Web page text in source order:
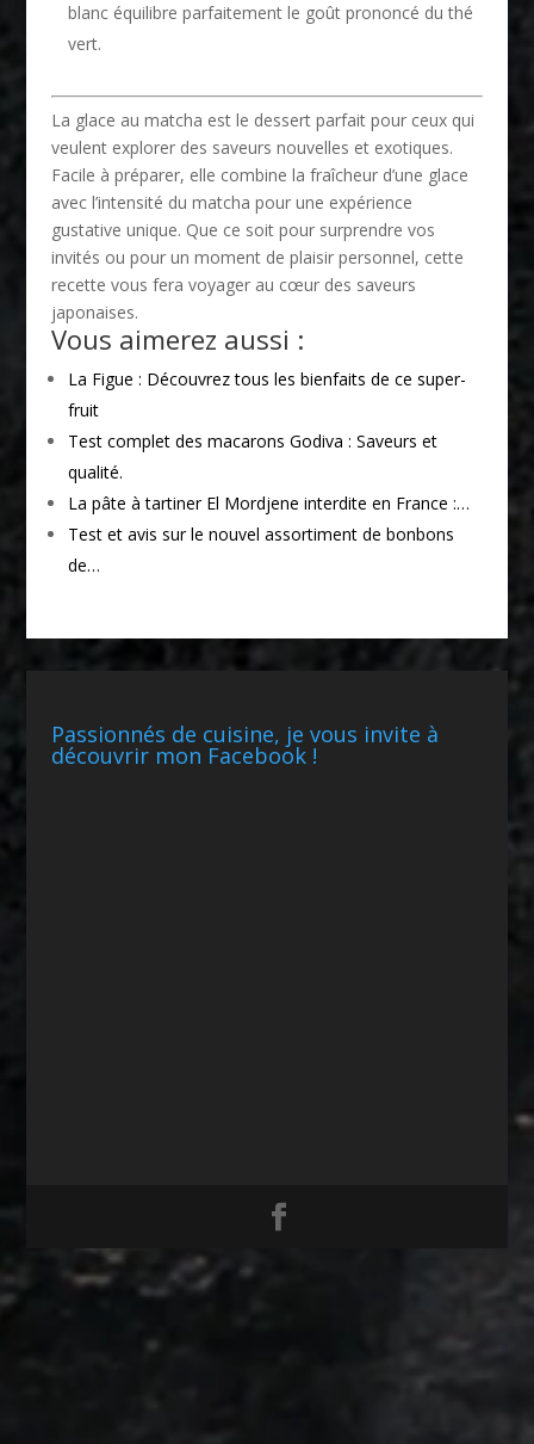
blanc équilibre parfaitement le goût prononcé du thé
vert.
La glace au matcha est le dessert parfait pour ceux qui
veulent explorer des saveurs nouvelles et exotiques.
Facile à préparer, elle combine la fraîcheur d’une glace
avec l’intensité du matcha pour une expérience
gustative unique. Que ce soit pour surprendre vos
invités ou pour un moment de plaisir personnel, cette
recette vous fera voyager au cœur des saveurs
japonaises.
Vous aimerez aussi :
La Figue : Découvrez tous les bienfaits de ce super-
fruit
Test complet des macarons Godiva : Saveurs et
qualité.
La pâte à tartiner El Mordjene interdite en France :…
Test et avis sur le nouvel assortiment de bonbons
de…
Passionnés de cuisine, je vous invite à
découvrir mon Facebook !